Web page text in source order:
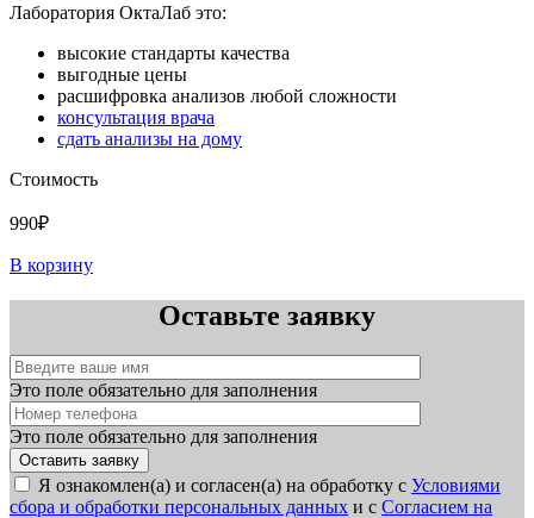
Лаборатория ОктаЛаб это:
высокие стандарты качества
выгодные цены
расшифровка анализов любой сложности
консультация врача
сдать анализы на дому
Стоимость
990₽
В корзину
Оставьте заявку
Это поле обязательно для заполнения
Это поле обязательно для заполнения
Я ознакомлен(а) и согласен(а) на обработку с Условиями
сбора и обработки персональных данных и с Согласием на